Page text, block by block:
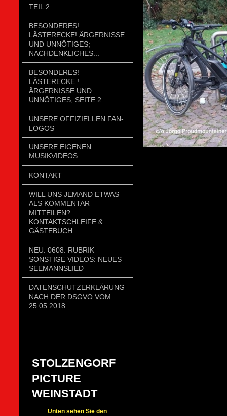
TEIL 2
BESONDERES!
LÄSTERECKE! ÄRGERNISSE
UND UNNÖTIGES;
NACHDENKLICHES...
BESONDERES!
LÄSTERECKE !
ÄRGERNISSE UND
UNNÖTIGES; SEITE 2
UNSERE OFFIZIELLEN FAN-
LOGOS
UNSERE EIGENEN
MUSIKVIDEOS
KONTAKT
WILL UNS JEMAND ETWAS
ALS KOMMENTAR
MITTEILEN?
KONTAKTSCHLEIFE &
GÄSTEBUCH
NEU: 0608. RUBRIK
SONSTIGE VIDEOS: NEUES
SEEMANNSLIED
DATENSCHUTZERKLÄRUNG
NACH DER DSGVO VOM
25.05.2018
STOLZENGORF
PICTURE
WEINSTADT
Unten sehen Sie den